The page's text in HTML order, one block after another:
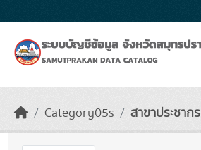
Category05s สาขาประชากร